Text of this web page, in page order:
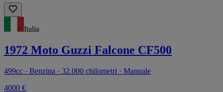
Italia
1972 Moto Guzzi Falcone CF500
499cc · Benzina · 32.000 chilometri · Manuale
4000 €